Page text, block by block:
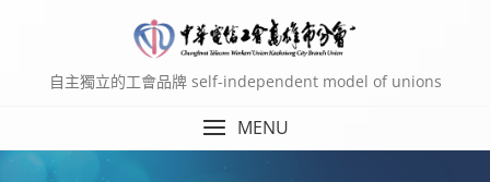
自主獨立的工會品牌 self-independent model of unions
MENU